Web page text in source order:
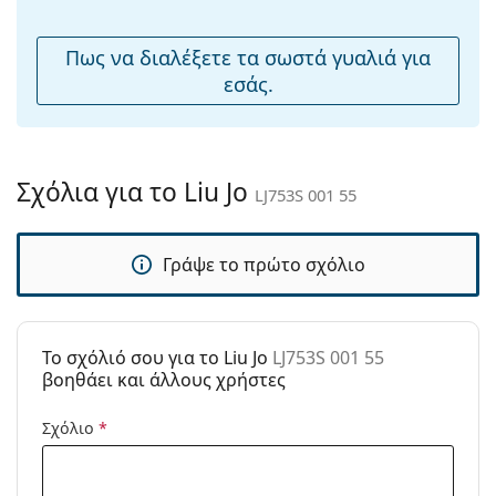
άρθρωση:
Όχι
Αξεσουάρ
Πανί
καθαρισμού:
Όχι
Τύπος:
Γυναικεία
Μάρκα:
Liu Jo
LJ753S 001 55
Πως να διαλέξετε τα σωστά γυαλιά για
εσάς.
Σχόλια για το Liu Jo LJ753S 001 55
Γράψε το πρώτο σχόλιο
To σχόλιό σου για το Liu Jo LJ753S 001 55
βοηθάει και άλλους χρήστες
Σχόλιο *